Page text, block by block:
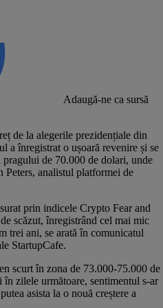
Adaugă-ne ca sursă
de la alegerile prezidențiale din
a înregistrat o ușoară revenire și se
de 70.000 de dolari, unde
Peters, analistul platformei de
prin indicele Crypto Fear and
scăzut, înregistrând cel mai mic
trei ani, se arată în comunicatul
StartupCafe.
scurt în zona de 73.000-75.000 de
zilele următoare, sentimentul s-ar
asista la o nouă creștere a